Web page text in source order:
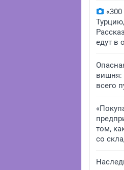
едут в
вишня:
всего
том,
со